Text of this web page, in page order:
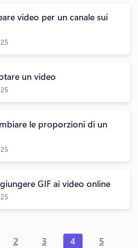
video per un canale sui
un video
le proporzioni di un
GIF ai video online
2 3 4 5